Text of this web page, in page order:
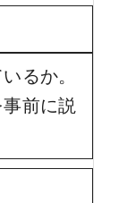
るか。
前に説